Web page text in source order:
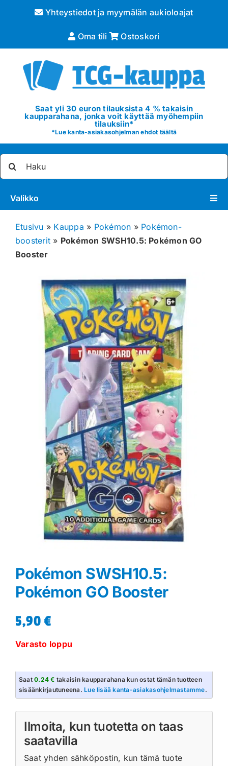
Yhteystiedot ja myymälän aukioloajat
Oma tili Ostoskori
Saat yli 30 euron tilauksista 4 % takaisin
kaupparahana, jonka voit käyttää myöhempiin
tilauksiin*
*Lue kanta-asiakasohjelman ehdot täältä
Valikko
Pokémon
Blind Boksit
Greidatut kortit
Irtokortit
Rip & Ship
Greidauspalvelu
Etusivu » Kauppa » Pokémon » Pokémon-
boosterit » Pokémon SWSH10.5: Pokémon GO
Booster
Pokémon SWSH10.5:
Pokémon GO Booster
5,90€
Varasto loppu
Saat0.24 € takaisin kaupparahana kun ostat tämän tuotteen
sisäänkirjautuneena.Lue lisää kanta-asiakasohjelmastamme.
Ilmoita, kun tuotetta on taas
saatavilla
Saat yhden sähköpostin, kun tämä tuote